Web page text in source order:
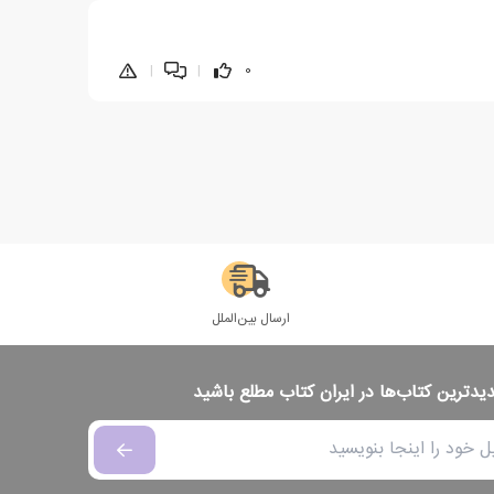
0
|
|
ارسال بین‌الملل
کتاب‌ها در ایران کتاب مطلع باشید